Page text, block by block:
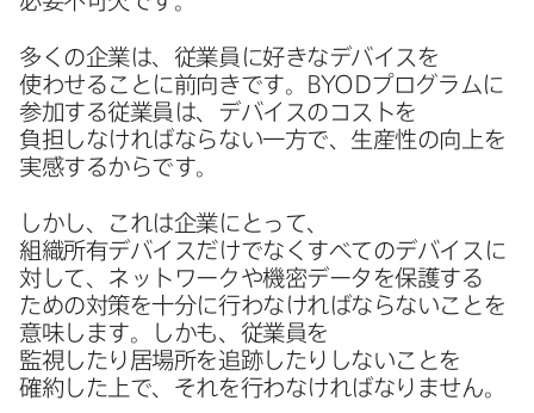
多くの​企業は、​従業員に​好きな​デバイスを​
使わせる​ことに​前向きです。
BYODプログラムに​
参加する​従業員は、​デバイスの​コストを​
負担しなければならない​一方で、​生産性の​向上を​
実感するからです。
しかし、​これは​企業に​とって、​
組織所有デバイスだけでなく​すべての​デバイスに​
対して、​ネットワークや​機密​データを​保護する​
ための​対策を​十分に​行わなければならない​ことを​
意味します。​しかも、​従業員を​
監視したり居場所を​追跡したりしない​ことを​
確約した上で、​それを​行わなければなりません。